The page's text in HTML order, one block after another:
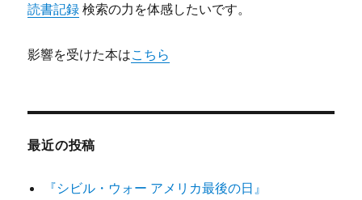
読書記録 検索の力を体感したいです。
影響を受けた本はこちら
最近の投稿
『シビル・ウォー アメリカ最後の日』